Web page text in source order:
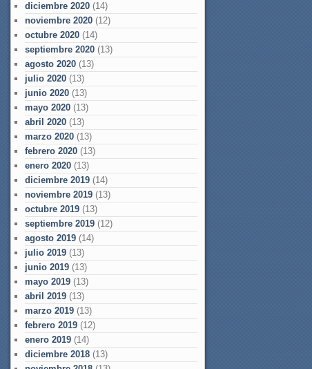
diciembre 2020 (14)
noviembre 2020 (12)
octubre 2020 (14)
septiembre 2020 (13)
agosto 2020 (13)
julio 2020 (13)
junio 2020 (13)
mayo 2020 (13)
abril 2020 (13)
marzo 2020 (13)
febrero 2020 (13)
enero 2020 (13)
diciembre 2019 (14)
noviembre 2019 (13)
octubre 2019 (13)
septiembre 2019 (12)
agosto 2019 (14)
julio 2019 (13)
junio 2019 (13)
mayo 2019 (13)
abril 2019 (13)
marzo 2019 (13)
febrero 2019 (12)
enero 2019 (14)
diciembre 2018 (13)